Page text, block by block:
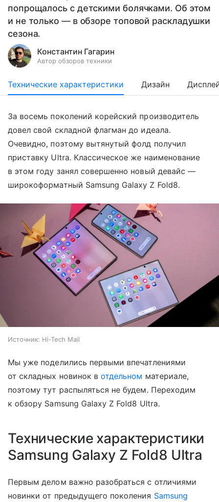
попрощалось с детскими болячками. Об этом
и не только — в обзоре топовой раскладушки
сезона.
Константин Гагарин
Автор обзоров техники
Технические характеристики Дизайн
За восемь поколений корейский производитель
довел свой складной флагман до идеала.
Очевидно, поэтому вытянутый фолд получил
приставку Ultra. Классическое же наименование
в этом году занял совершенно новый девайс —
широкоформатный Samsung Galaxy Z Fold8.
Источник: Hi-Tech Mail
Мы уже поделились первыми впечатлениями
от складных новинок вотдельном материале,
поэтому тут распыляться не будем. Переходим
к обзору Samsung Galaxy Z Fold8 Ultra.
Технические характеристики
Samsung Galaxy Z Fold8 Ultra
Первым делом важно разобраться с отличиями
новинки от предыдущего поколения Samsung